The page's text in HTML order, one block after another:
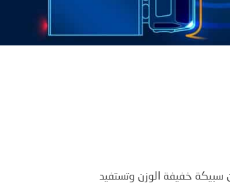
خفيفة الوزن وتستفيد